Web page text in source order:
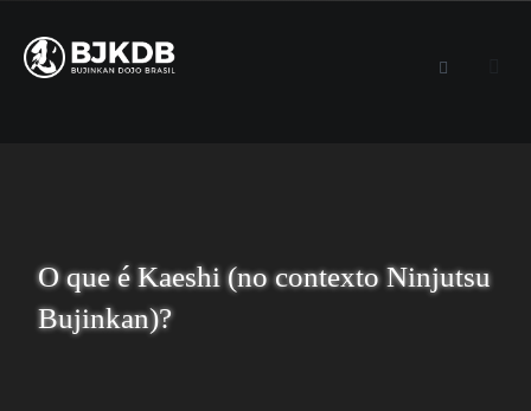
O que é Kaeshi (no contexto Ninjutsu
Bujinkan)?